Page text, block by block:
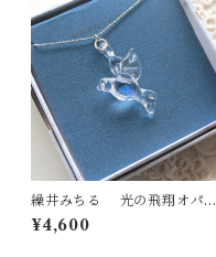
繰井みちる 光の飛翔オパー
ル プチネックレス
¥4,600